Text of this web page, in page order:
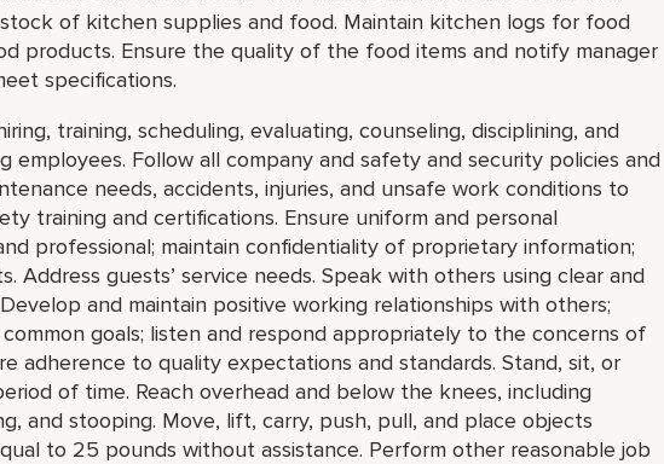
of kitchen supplies and food. Maintain kitchen logs for food
products. Ensure the quality of the food items and notify manager
specifications.
training, scheduling, evaluating, counseling, disciplining, and
employees. Follow all company and safety and security policies and
needs, accidents, injuries, and unsafe work conditions to
training and certifications. Ensure uniform and personal
professional; maintain confidentiality of proprietary information;
Address guests’ service needs. Speak with others using clear and
and maintain positive working relationships with others;
goals; listen and respond appropriately to the concerns of
adherence to quality expectations and standards. Stand, sit, or
of time. Reach overhead and below the knees, including
and stooping. Move, lift, carry, push, pull, and place objects
to 25 pounds without assistance. Perform other reasonable job